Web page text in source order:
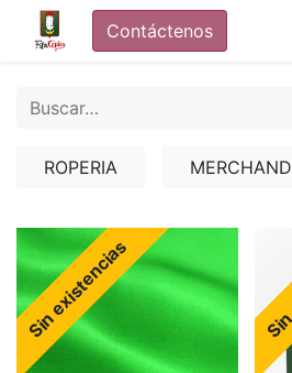
Contáctenos
ROPERIA
Sin existencias